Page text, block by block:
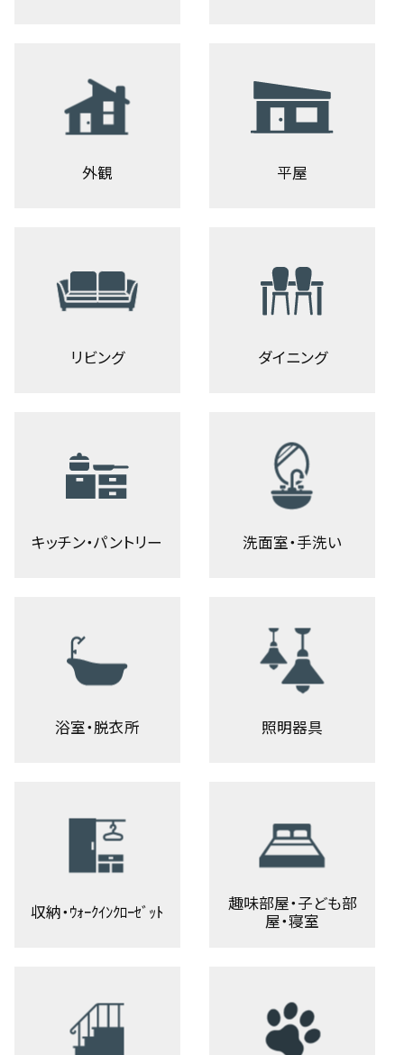
外観 平屋
リビング ダイニング
キッチン・パントリー 洗面室・手洗い
浴室・脱衣所 照明器具
収納・ｳｫｰｸｲﾝｸﾛｰｾﾞｯﾄ
趣味部屋・子ども部
屋・寝室